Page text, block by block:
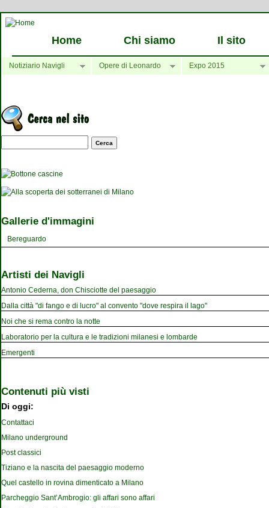
Home Chi siamo Il sito
Notiziario Navigli Opere di Leonardo Expo 2015
Maschera di ricerca
Gallerie d'immagini
Bereguardo
Artisti dei Navigli
Antonio Cederna, don Chisciotte del paesaggio
Dalla città "di fango e di lucro" al convento "dove respira il lago"
Noi che si rema contro la notte
Laboratorio per la cultura e le tradizioni milanesi e lombarde
Emergenti
Contenuti più visti
Di oggi:
Contattaci
Milano underground
Post classici
Tiziano e la nascita del paesaggio moderno
Quel castello in rovina dimenticato a Milano
Parcheggio Sant’Ambrogio: gli affari sono affari